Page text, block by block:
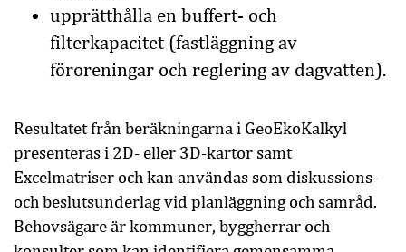
upprätthålla en buffert- och
filterkapacitet (fastläggning av
föroreningar och reglering av dagvatten).
Resultatet från beräkningarna i GeoEkoKalkyl
presenteras i 2D- eller 3D-kartor samt
Excelmatriser och kan användas som diskussions-
och beslutsunderlag vid planläggning och samråd.
Behovsägare är kommuner, byggherrar och